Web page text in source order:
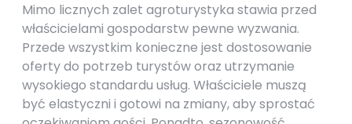
Mimo licznych zalet agroturystyka stawia przed
właścicielami gospodarstw pewne wyzwania.
Przede wszystkim konieczne jest dostosowanie
oferty do potrzeb turystów oraz utrzymanie
wysokiego standardu usług. Właściciele muszą
być elastyczni i gotowi na zmiany, aby sprostać